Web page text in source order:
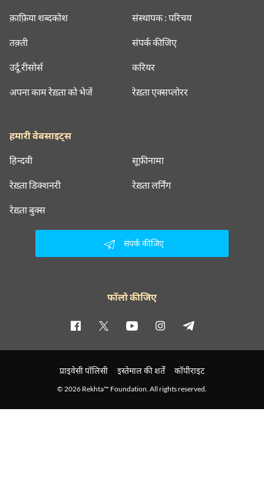
क़ाफ़िया शब्दकोश
तक़्ती
उर्दू रीसोर्स
अपना काम रेख़्ता को भेजें
संस्थापक : परिचय
संपर्क कीजिए
करियर
रेख़्ता एक्सप्लोरर
हमारी वेबसाइट्स
हिन्दवी सूफ़ीनामा
रेख़्ता डिक्शनरी रेख़्ता लर्निंग
रेख़्ता बुक्स
संपर्क कीजिए
फॉलो कीजिए
प्राइवेसी पॉलिसी इस्तेमाल की शर्तें कॉपीराइट
© 2026 Rekhta™ Foundation. All rights reserved.